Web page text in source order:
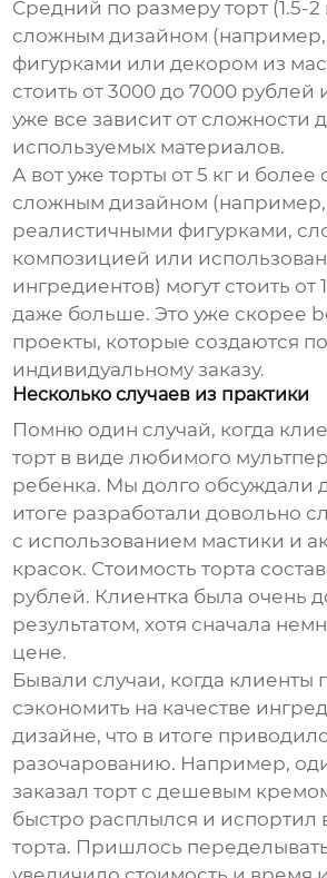
Средний по размеру торт (1.5-2
сложным дизайном
фигурками или декором из
стоить от 3000 до 7000
уже все зависит от сложности
используемых материалов.
А вот уже торты от 5 кг и более
сложным дизайном (например,
реалистичными фигурками,
композицией или
ингредиентов) могут стоить от
даже больше. Это уже скорее
проекты, которые создаются по
индивидуальному заказу.
Несколько случаев из практики
Помню один случай, когда
торт в виде любимого
ребенка. Мы долго обсуждали
итоге разработали довольно
с использованием мастики и
красок. Стоимость торта
рублей. Клиентка была очень
результатом, хотя сначала
цене.
Бывали случаи, когда клиенты
сэкономить на качестве
дизайне, что в итоге
разочарованию. Например,
заказал торт с дешевым
быстро расплылся и
торта. Пришлось переделывать